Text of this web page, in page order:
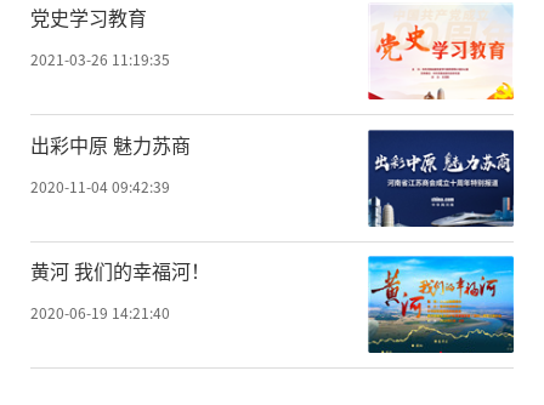
党史学习教育
2021-03-26 11:19:35
出彩中原 魅力苏商
2020-11-04 09:42:39
黄河 我们的幸福河！
2020-06-19 14:21:40